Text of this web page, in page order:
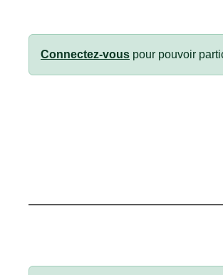
Connectez-vous pour pouvoir